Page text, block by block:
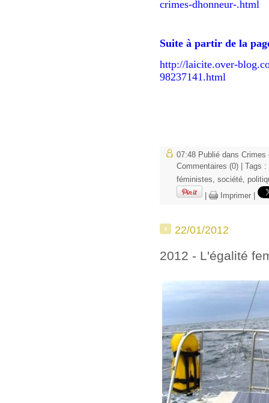
crimes-dhonneur-.html
Suite à partir de la
http://laicite.over-
98237141.html
07:48 Publié dans Crimes
Commentaires (0) | Tags :
féministes
société
Imprimer
22/01/2012
2012 - L'égalité